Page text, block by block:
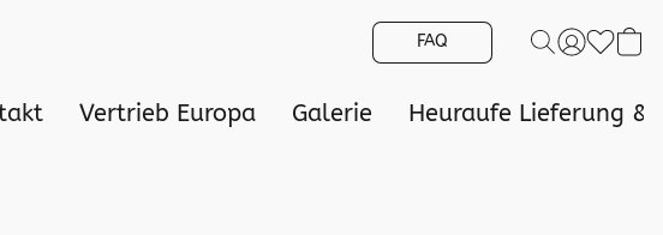
FAQ
Vertrieb Europa Galerie Heuraufe Lieferung &